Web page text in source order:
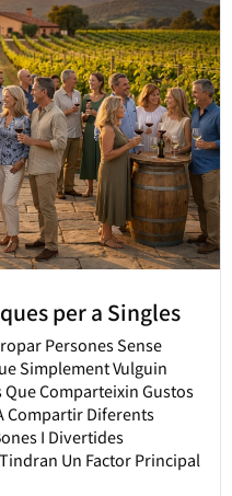
per a Singles
Persones Sense
Simplement Vulguin
Comparteixin Gustos
Compartir Diferents
I Divertides
Un Factor Principal